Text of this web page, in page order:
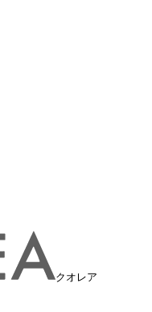
クオレア